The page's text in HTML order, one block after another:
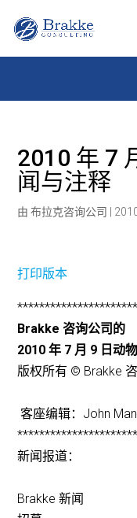
2010 年 7
闻与注释
由布拉克咨询公司
打印版本
Brakke 咨询公司的
2010 年 7 月 9 日动
版权所有 © Brakke
客座编辑：John
新闻报道：
Brakke 新闻